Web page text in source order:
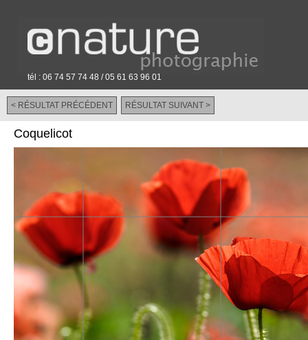
tél : 06 74 57 74 48 / 05 61 63 96 01
< RÉSULTAT PRÉCÉDENT RÉSULTAT SUIVANT >
-
Coquelicot